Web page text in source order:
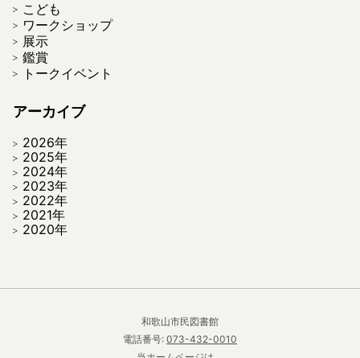
こども
ワークショップ
展示
鑑賞
トークイベント
アーカイブ
2026年
2025年
2024年
2023年
2022年
2021年
2020年
和歌山市民図書館
電話番号: 073-432-0010